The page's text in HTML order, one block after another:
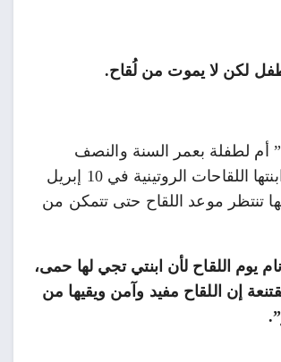
لكن لا يموت من لُقاح.
” أم لطفلة بعمر السنة والنصف
أكملت تلقيح ابنتها اللقاحات الروتينية في 10 إبريل
إنها تنتظر موعد اللقاح حتى تتمكن من
يوم اللقاح لأن ابنتي تجي لها حمى،
إن اللقاح مفيد وآمن ويقيها من